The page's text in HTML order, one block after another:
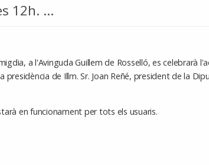
12h. ...
a l'Avinguda Guillem de Rosselló, es celebrarà
de Il·lm. Sr. Joan Reñé, president de la
en funcionament per tots els usuaris.